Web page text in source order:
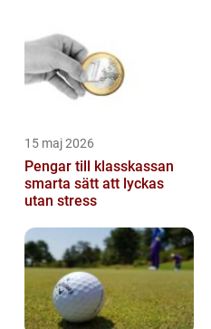
15 maj 2026
Pengar till klasskassan
smarta sätt att lyckas
utan stress